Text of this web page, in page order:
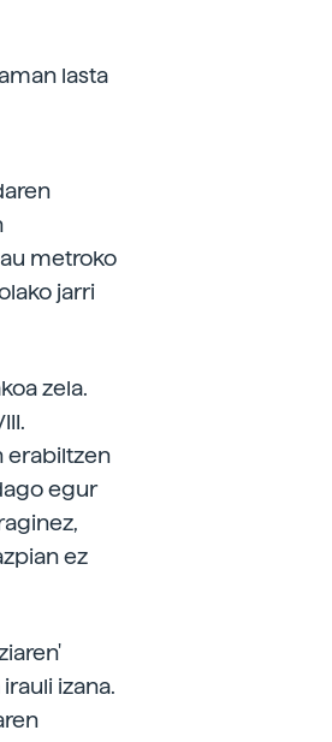
lasta
metroko
jarri
zela.
erabiltzen
egur
ez
izana.